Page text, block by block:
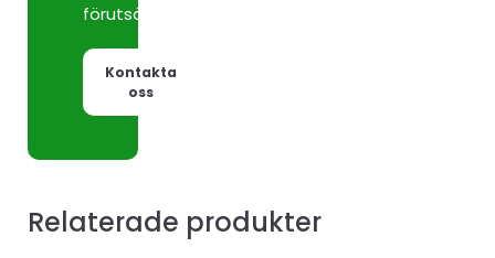
förutsättningar.
Kontakta
oss
Relaterade produkter